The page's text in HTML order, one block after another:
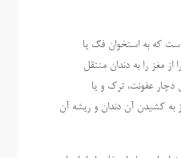
که به استخوان فک یا
مغز را به دندان منتقل
دچار عفونت، ترک و یا
کشیدن آن دندان و ریشه آن